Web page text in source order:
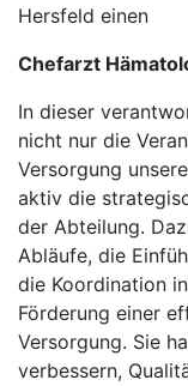
Hersfeld einen
Chefarzt
In dieser
nicht nur die
Versorgung
aktiv die
der Abteilung.
Abläufe, die
die Koordination
Förderung einer
Versorgung. Sie
verbessern,